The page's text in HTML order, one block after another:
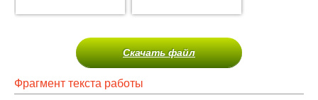
Скачать файл
Фрагмент текста работы